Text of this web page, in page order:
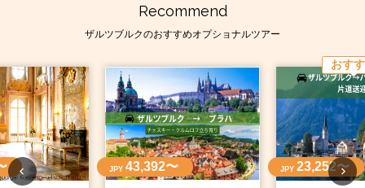
Recommend
ザルツブルクのおすすめオプショナルツアー
JPY 43,392〜
おす
JPY 23,252〜